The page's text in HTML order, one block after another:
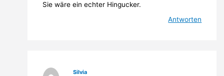
Sie wäre ein echter Hingucker.
Antworten
Silvia